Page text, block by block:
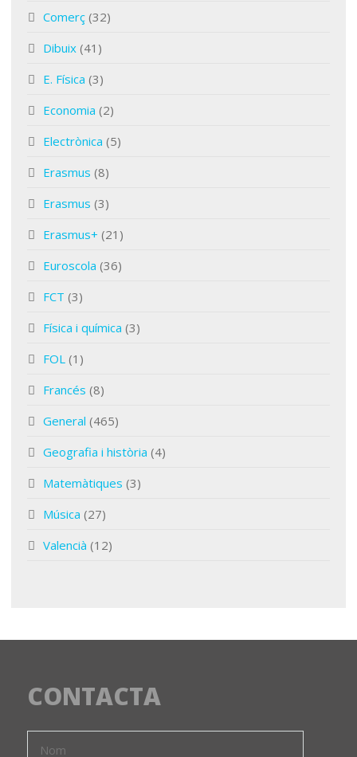
Comerç (32)
Dibuix (41)
E. Física (3)
Economia (2)
Electrònica (5)
Erasmus (8)
Erasmus (3)
Erasmus+ (21)
Euroscola (36)
FCT (3)
Física i química (3)
FOL (1)
Francés (8)
General (465)
Geografia i història (4)
Matemàtiques (3)
Música (27)
Valencià (12)
CONTACTA